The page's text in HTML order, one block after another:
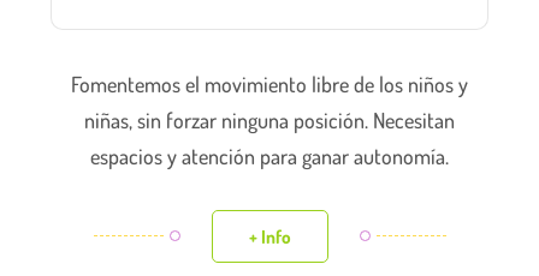
Fomentemos el movimiento libre de los niños y
niñas, sin forzar ninguna posición. Necesitan
espacios y atención para ganar autonomía.
+ Info